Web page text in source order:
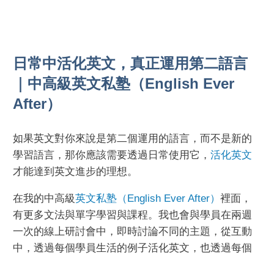
日常中活化英文，真正運用第二語言
｜中高級英文私塾（English Ever
After）
如果英文對你來說是第二個運用的語言，而不是新的
學習語言，那你應該需要透過日常使用它， 活化英文
才能達到英文進步的理想。
在我的中高級英文私塾（English Ever After） 裡面，
有更多文法與單字學習與課程。我也會與學員在兩週
一次的線上研討會中，即時討論不同的主題，從互動
中，透過每個學員生活的例子活化英文，也透過每個